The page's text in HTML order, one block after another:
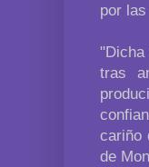
por
tras
cariño
de